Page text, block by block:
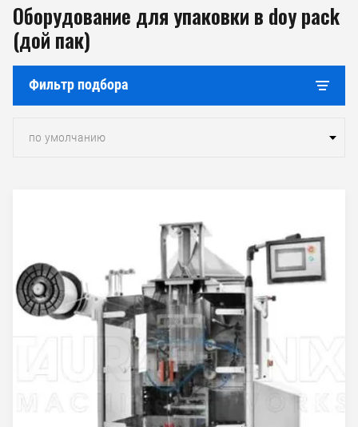
Оборудование для упаковки в doy pack
(дой пак)
Фильтр подбора
по умолчанию